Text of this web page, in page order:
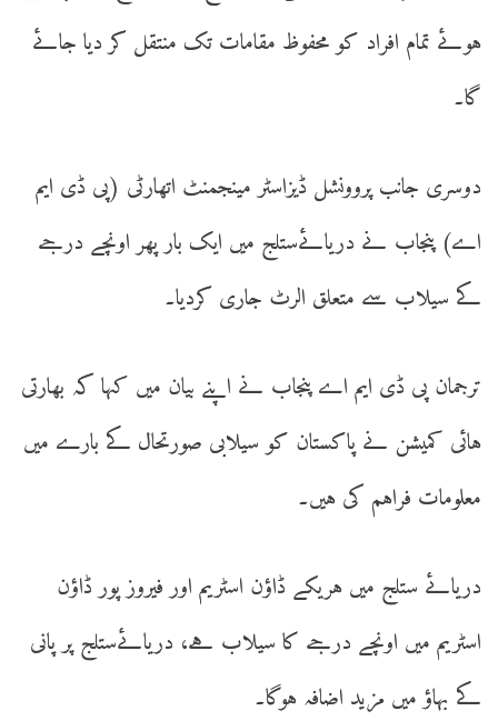
ہوئے تمام افراد کو محفوظ مقامات تک منتقل کر دیا جائے
گا۔
دوسری جانب پروونشل ڈیزاسٹر مینجمنٹ اتھارٹی (پی ڈی ایم
اے) پنجاب نے دریائےستلج میں ایک بار پھر اونچے درجے
کے سیلاب سے متعلق الرٹ جاری کردیا۔
ترجمان پی ڈی ایم اے پنجاب نے اپنے بیان میں کہا کہ بھارتی
ہائی کمیشن نے پاکستان کو سیلابی صورتحال کے بارے میں
معلومات فراہم کی ہیں۔
دریائے ستلج میں ہریکے ڈاؤن اسٹریم اور فیروز پور ڈاؤن
اسٹریم میں اونچے درجے کا سیلاب ہے، دریائےستلج پر پانی
کے بہاؤ میں مزید اضافہ ہوگا۔